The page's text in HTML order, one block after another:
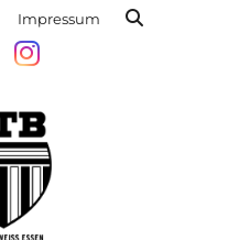
Impressum